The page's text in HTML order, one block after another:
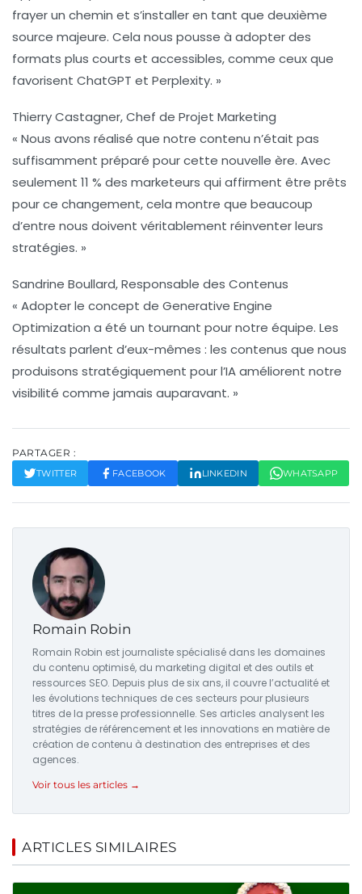
frayer un chemin et s’installer en tant que deuxième
source majeure. Cela nous pousse à adopter des
formats plus courts et accessibles, comme ceux que
favorisent ChatGPT et Perplexity. »
Thierry Castagner, Chef de Projet Marketing
« Nous avons réalisé que notre contenu n’était pas
suffisamment préparé pour cette nouvelle ère. Avec
seulement 11 % des marketeurs qui affirment être prêts
pour ce changement, cela montre que beaucoup
d’entre nous doivent véritablement réinventer leurs
stratégies. »
Sandrine Boullard, Responsable des Contenus
« Adopter le concept de Generative Engine
Optimization a été un tournant pour notre équipe. Les
résultats parlent d’eux-mêmes : les contenus que nous
produisons stratégiquement pour l’IA améliorent notre
visibilité comme jamais auparavant. »
PARTAGER :
TWITTER FACEBOOK LINKEDIN WHATSAPP
Romain Robin
Romain Robin est journaliste spécialisé dans les domaines
du contenu optimisé, du marketing digital et des outils et
ressources SEO. Depuis plus de six ans, il couvre l’actualité et
les évolutions techniques de ces secteurs pour plusieurs
titres de la presse professionnelle. Ses articles analysent les
stratégies de référencement et les innovations en matière de
création de contenu à destination des entreprises et des
agences.
Voir tous les articles →
ARTICLES SIMILAIRES